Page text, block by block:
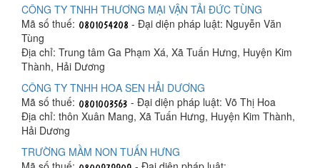
CÔNG TY TNHH THƯƠNG MẠI VẬN TẢI ĐỨC TÙNG
Mã số thuế:
- Đại diện pháp luật: Nguyễn Văn
Tùng
Địa chỉ: Trung tâm Ga Phạm Xá, Xã Tuấn Hưng, Huyện Kim
Thành, Hải Dương
CÔNG TY TNHH HOA SEN HẢI DƯƠNG
Mã số thuế:
- Đại diện pháp luật: Võ Thị Hoa
Địa chỉ: thôn Xuân Mang, Xã Tuấn Hưng, Huyện Kim Thành,
Hải Dương
TRƯỜNG MẦM NON TUẤN HƯNG